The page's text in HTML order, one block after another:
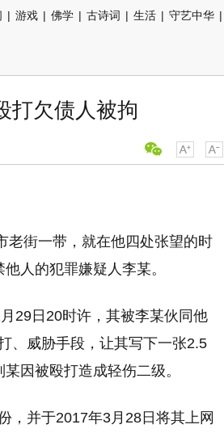
| 游戏 | 佛学 | 古诗词 | 生活 | 守艺中华 |
打欠债人被拘
老街一带，就在他四处张望的时
人的犯罪嫌疑人李某。
29日20时许，其被李某伙同他
、威胁手段，让其写下一张2.5
因被殴打造成轻伤二级。
，并于2017年3月28日将其上网